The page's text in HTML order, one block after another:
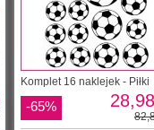
Komplet 16 naklejek - Piłki
-65%